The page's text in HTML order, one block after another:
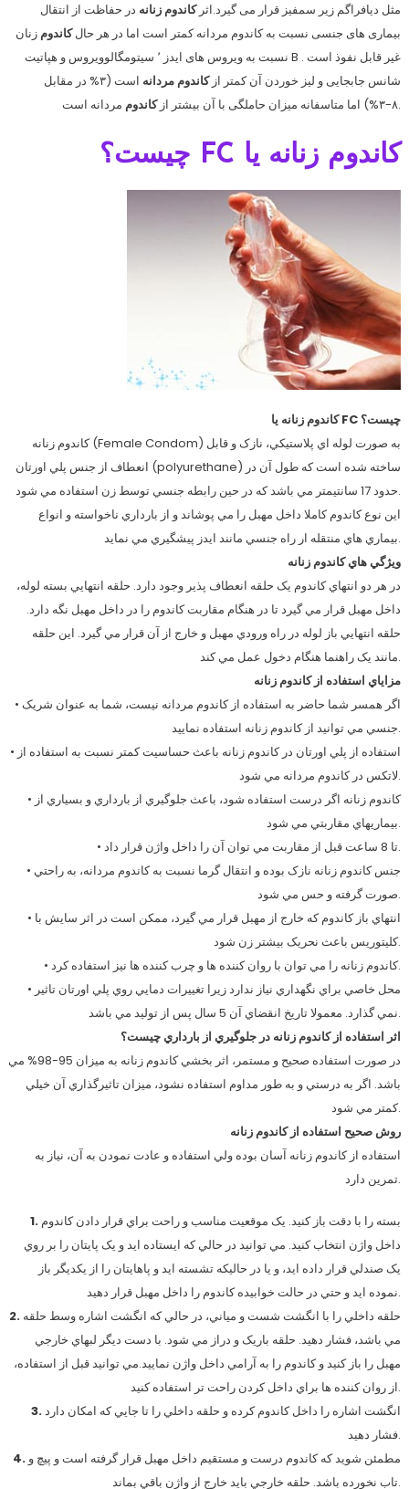
مثل دیافراگم زیر سمفیز قرار می گیرد.اثر کاندوم زنانه در حفاظت از انتقال
بیماری های جنسی نسبت به کاندوم مردانه کمتر است اما در هر حالکاندوم زنان
نسبت به ویروس های ایدز ٬ سیتومگالوویروس و هپاتیت B غیر قابل نفوذ است .
شانس جابجایی و لیز خوردن آن کمتر ازکاندوم مردانه
است (۳% در مقابل
۸-۳%) اما متاسفانه میزان حاملگی با آن بیشتر از
کاندوم مردانه است.
کاندوم زنانه يا FC چيست؟
کاندوم زنانه يا FC چيست؟
کاندوم زنانه (Female Condom) به صورت لوله اي پلاستيکي، نازک و قابل
انعطاف از جنس پلي اورتان (polyurethane) ساخته شده است که طول آن در
حدود 17 سانتيمتر مي باشد که در حين رابطه جنسي توسط زن استفاده مي شود.
اين نوع کاندوم کاملا داخل مهبل را مي پوشاند و از بارداري ناخواسته و انواع
بيماري هاي منتقله ار راه جنسي مانند ايدز پيشگيري مي نمايد.
ويژگي هاي کاندوم زنانه
در هر دو انتهاي کاندوم يک حلقه انعطاف پذير وجود دارد. حلقه انتهايي بسته لوله،
داخل مهبل قرار مي گيرد تا در هنگام مقاربت کاندوم را در داخل مهبل نگه دارد.
حلقه انتهايي باز لوله در راه ورودي مهبل و خارج از آن قرار مي گيرد. اين حلقه
مانند يک راهنما هنگام دخول عمل مي کند.
مزاياي استفاده از کاندوم زنانه
• اگر همسر شما حاضر به استفاده از کاندوم مردانه نيست، شما به عنوان شريک
جنسي مي توانيد از کاندوم زنانه استفاده نماييد.
• استفاده از پلي اورتان در کاندوم زنانه باعث حساسيت کمتر نسبت به استفاده از
لاتکس در کاندوم مردانه مي شود.
• کاندوم زنانه اگر درست استفاده شود، باعث جلوگيري از بارداري و بسياري از
بيماريهاي مقاربتي مي شود.
• تا 8 ساعت قبل از مقاربت مي توان آن را داخل واژن قرار داد.
• جنس کاندوم زنانه نازک بوده و انتقال گرما نسبت به کاندوم مردانه، به راحتي
صورت گرفته و حس مي شود.
• انتهاي باز کاندوم که خارج از مهبل قرار مي گيرد، ممکن است در اثر سايش با
کليتوريس باعث نحريک بيشتر زن شود.
• کاندوم زنانه را مي توان با روان کننده ها و چرب کننده ها نيز استفاده کرد.
• محل خاصي براي نگهداري نياز ندارد زيرا تغييرات دمايي روي پلي اورتان تاثير
نمي گذارد. معمولا تاريخ انقضاي آن 5 سال پس از توليد مي باشد.
اثر استفاده از کاندوم زنانه در جلوگيري از بارداري چيست؟
در صورت استفاده صحيح و مستمر، اثر بخشي کاندوم زنانه به ميزان 95-98% مي
باشد. اگر به درستي و به طور مداوم استفاده نشود، ميزان تاثيرگذاري آن خيلي
کمتر مي شود.
روش صحيح استفاده از کاندوم زنانه
استفاده از کاندوم زنانه آسان بوده ولي استفاده و عادت نمودن به آن، نياز به
تمرين دارد.
1.
داخل واژن انتخاب کنيد. مي توانيد در حالي که ايستاده ايد و يک پايتان را بر روي
يک صندلي قرار داده ايد، و يا در حاليکه تشسته ايد و پاهايتان را از يکديگر باز
نموده ايد و حتي در حالت خوابيده کاندوم را داخل مهبل قرار دهيد.
2.
مي باشد، فشار دهيد. حلقه باريک و دراز مي شود. با دست ديگر لبهاي خارجي
مهبل را باز کنيد و کاندوم را به آرامي داخل واژن نماييد.مي توانيد قبل از استفاده،
از روان کننده ها براي داخل کردن راحت تر استفاده کنيد.
3.انگشت اشاره را داخل کاندوم کرده و حلقه داخلي را تا جايي که امکان دارد
فشار دهيد.
4.
تاب نخورده باشد. حلقه خارجي بايد خارج از واژن باقي بماند.